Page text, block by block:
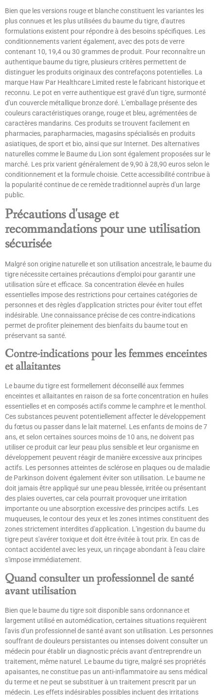
Bien que les versions rouge et blanche constituent les variantes les
plus connues et les plus utilisées du baume du tigre, d'autres
formulations existent pour répondre à des besoins spécifiques. Les
conditionnements varient également, avec des pots de verre
contenant 10, 19,4 ou 30 grammes de produit. Pour reconnaître un
authentique baume du tigre, plusieurs critères permettent de
distinguer les produits originaux des contrefaçons potentielles. La
marque Haw Par Healthcare Limited reste le fabricant historique et
reconnu. Le pot en verre authentique est gravé d'un tigre, surmonté
d'un couvercle métallique bronze doré. L'emballage présente des
couleurs caractéristiques orange, rouge et bleu, agrémentées de
caractères mandarins. Ces produits se trouvent facilement en
pharmacies, parapharmacies, magasins spécialisés en produits
asiatiques, de sport et bio, ainsi que sur Internet. Des alternatives
naturelles comme le Baume du Lion sont également proposées sur le
marché. Les prix varient généralement de 9,90 à 28,90 euros selon le
conditionnement et la formule choisie. Cette accessibilité contribue à
la popularité continue de ce remède traditionnel auprès d'un large
public.
Précautions d'usage et
recommandations pour une utilisation
sécurisée
Malgré son origine naturelle et son utilisation ancestrale, le baume du
tigre nécessite certaines précautions d'emploi pour garantir une
utilisation sûre et efficace. Sa concentration élevée en huiles
essentielles impose des restrictions pour certaines catégories de
personnes et des règles d'application strictes pour éviter tout effet
indésirable. Une connaissance précise de ces contre-indications
permet de profiter pleinement des bienfaits du baume tout en
préservant sa santé.
Contre-indications pour les femmes enceintes
et allaitantes
Le baume du tigre est formellement déconseillé aux femmes
enceintes et allaitantes en raison de sa forte concentration en huiles
essentielles et en composés actifs comme le camphre et le menthol.
Ces substances peuvent potentiellement affecter le développement
du fœtus ou passer dans le lait maternel. Les enfants de moins de 7
ans, et selon certaines sources moins de 10 ans, ne doivent pas
utiliser ce produit car leur peau plus sensible et leur organisme en
développement peuvent réagir de manière excessive aux principes
actifs. Les personnes atteintes de sclérose en plaques ou de maladie
de Parkinson doivent également éviter son utilisation. Le baume ne
doit jamais être appliqué sur une peau blessée, irritée ou présentant
des plaies ouvertes, car cela pourrait provoquer une irritation
importante ou une absorption excessive des principes actifs. Les
muqueuses, le contour des yeux et les zones intimes constituent des
zones strictement interdites d'application. L'ingestion du baume du
tigre peut s'avérer toxique et doit être évitée à tout prix. En cas de
contact accidentel avec les yeux, un rinçage abondant à l'eau claire
s'impose immédiatement.
Quand consulter un professionnel de santé
avant utilisation
Bien que le baume du tigre soit disponible sans ordonnance et
largement utilisé en automédication, certaines situations requièrent
l'avis d'un professionnel de santé avant son utilisation. Les personnes
souffrant de douleurs persistantes ou intenses doivent consulter un
médecin pour établir un diagnostic précis avant d'entreprendre un
traitement, même naturel. Le baume du tigre, malgré ses propriétés
apaisantes, ne constitue pas un anti-inflammatoire au sens médical
du terme et ne peut se substituer à un traitement prescrit par un
médecin. Les effets indésirables possibles incluent des irritations